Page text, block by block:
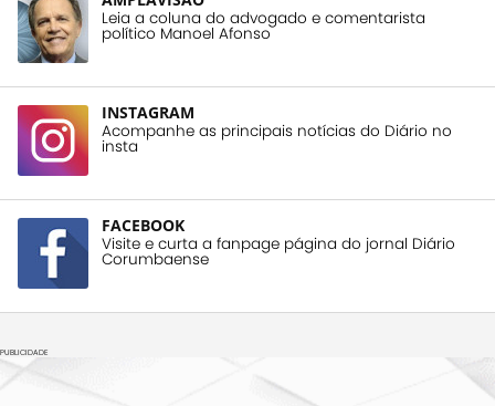
Leia a coluna do advogado e comentarista
político Manoel Afonso
INSTAGRAM
Acompanhe as principais notícias do Diário no
insta
FACEBOOK
Visite e curta a fanpage página do jornal Diário
Corumbaense
PUBLICIDADE